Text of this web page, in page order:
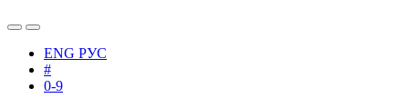
ENG РУС
#
0-9